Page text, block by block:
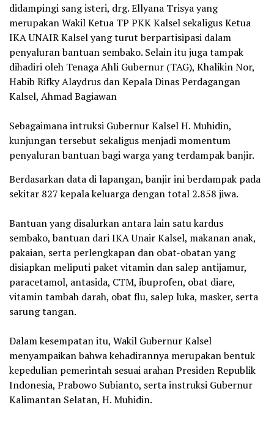
didampingi sang isteri, drg. Ellyana Trisya yang
merupakan Wakil Ketua TP PKK Kalsel sekaligus Ketua
IKA UNAIR Kalsel yang turut berpartisipasi dalam
penyaluran bantuan sembako. Selain itu juga tampak
dihadiri oleh Tenaga Ahli Gubernur (TAG), Khalikin Nor,
Habib Rifky Alaydrus dan Kepala Dinas Perdagangan
Kalsel, Ahmad Bagiawan
‎Sebagaimana intruksi Gubernur Kalsel H. Muhidin,
kunjungan tersebut sekaligus menjadi momentum
penyaluran bantuan bagi warga yang terdampak banjir.
Berdasarkan data di lapangan, banjir ini berdampak pada
sekitar 827 kepala keluarga dengan total 2.858 jiwa.
‎Bantuan yang disalurkan antara lain satu kardus
sembako, bantuan dari IKA Unair Kalsel, makanan anak,
pakaian, serta perlengkapan dan obat-obatan yang
disiapkan meliputi paket vitamin dan salep antijamur,
paracetamol, antasida, CTM, ibuprofen, obat diare,
vitamin tambah darah, obat flu, salep luka, masker, serta
sarung tangan.
‎Dalam kesempatan itu, Wakil Gubernur Kalsel
menyampaikan bahwa kehadirannya merupakan bentuk
kepedulian pemerintah sesuai arahan Presiden Republik
Indonesia, Prabowo Subianto, serta instruksi Gubernur
Kalimantan Selatan, H. Muhidin.